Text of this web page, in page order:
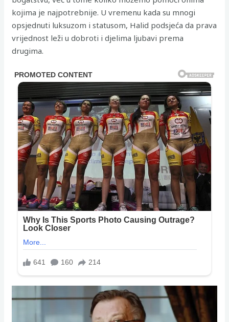
kojima je najpotrebnije. U vremenu kada su mnogi
opsjednuti luksuzom i statusom, Halid podsjeća da prava
vrijednost leži u dobroti i djelima ljubavi prema
drugima.